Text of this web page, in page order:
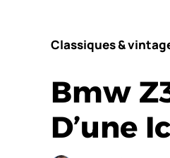
Classiques &
Bmw
D’une